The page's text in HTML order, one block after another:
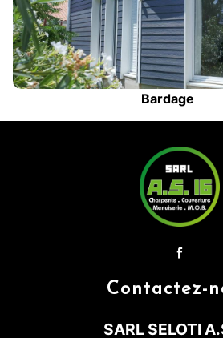
Bardage
Contactez-
SARL SELOTI